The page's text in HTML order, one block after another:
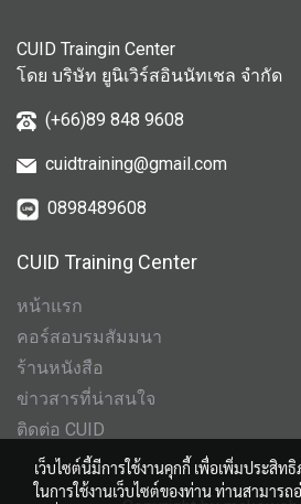
CUID Traingin Center
โดย บริษัท ยูนิเวิร์สอินนัทเชล จำกัด
(+66)89 848 9608
cuidtraining@gmail.com
0898489608
CUID Training Center
หน้าแรก
คอร์สอบรมสัมมนา
ร้านหนังสือ
ข่าวสารที่น่าสนใจ
ติดต่อ CUID
เว็บไซต์นี้มีการใช้งานคุกกี้ เพื่อเพิ่มประสิ
ในการใช้งานเว็บไซต์ของท่าน ท่านสามารถ